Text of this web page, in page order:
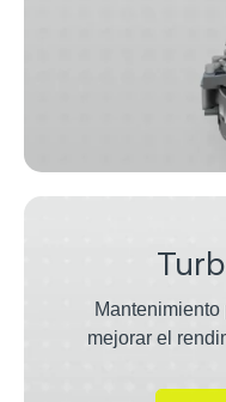
mejorar el